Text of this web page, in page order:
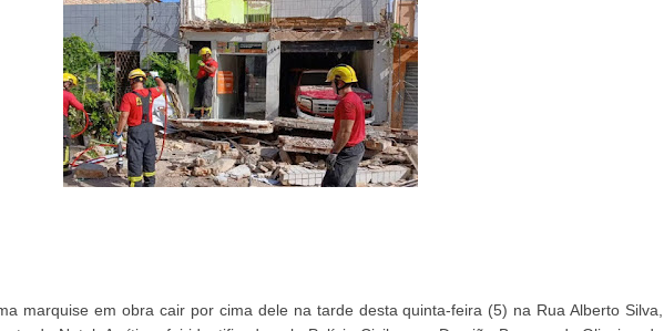
marquise em obra cair por cima dele na tarde desta quinta-feira (5) na Rua Alberto Silva,